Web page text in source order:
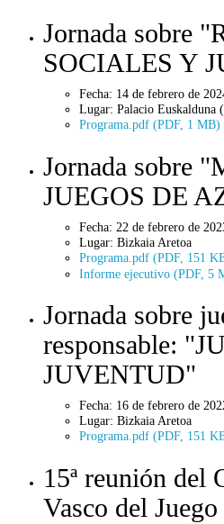
Jornada sobre
SOCIALES Y
Fecha: 14 de febrero de
Lugar: Palacio Euskalduna
Programa.pdf (PDF, 1 MB)
Jornada sobre
JUEGOS DE
Fecha: 22 de febrero de
Lugar: Bizkaia Aretoa
Programa.pdf (PDF, 151
Informe ejecutivo (PDF, 5
Jornada sobre
responsable:
JUVENTUD"
Fecha: 16 de febrero de
Lugar: Bizkaia Aretoa
Programa.pdf (PDF, 151
15ª reunión del
Vasco del Juego